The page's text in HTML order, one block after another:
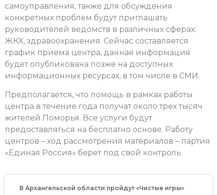
самоуправления, также для обсуждения
конкретных проблем будут приглашать
руководителей ведомств в различных сферах:
ЖКХ, здравоохранения. Сейчас составляется
график приема центра, данная информация
будет опубликована позже на доступных
информационных ресурсах, в том числе в СМИ.
Предполагается, что помощь в рамках работы
центра в течение года получат около трех тысяч
жителей Поморья. Все услуги будут
предоставляться на бесплатно основе. Работу
центров – ход рассмотрения материалов – партия
«Единая Россия» берет под свой контроль.
В Архангельской области пройдут «Чистые игры»